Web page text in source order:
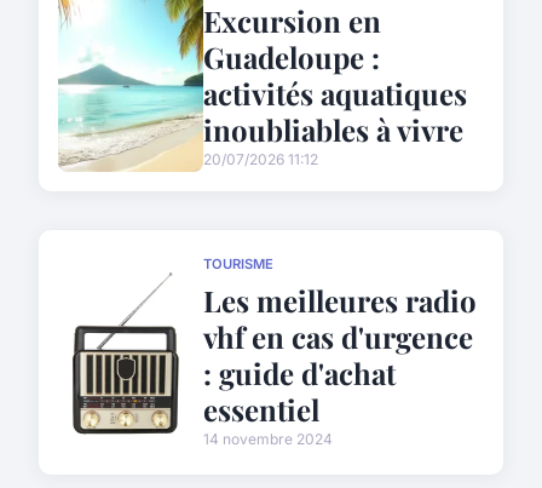
Excursion en
Guadeloupe :
activités aquatiques
inoubliables à vivre
20/07/2026 11:12
TOURISME
Les meilleures radio
vhf en cas d'urgence
: guide d'achat
essentiel
14 novembre 2024